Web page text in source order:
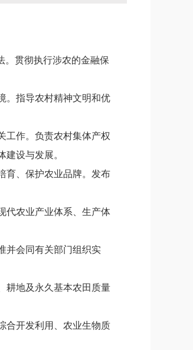
。贯彻执行涉农的金融保
。指导农村精神文明和优
工作。负责农村集体产权
设与发展。
育、保护农业品牌。发布
代农业产业体系、生产体
并会同有关部门组织实
耕地及永久基本农田质量
合开发利用、农业生物质